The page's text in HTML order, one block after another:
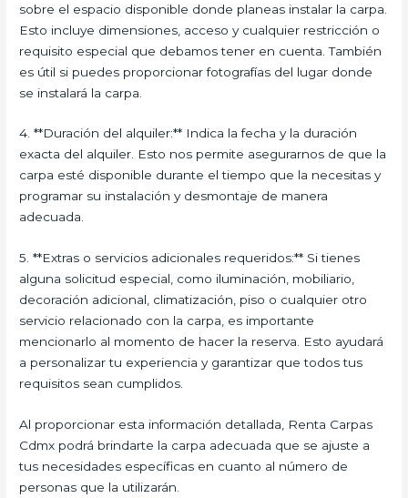
sobre el espacio disponible donde planeas instalar la carpa.
Esto incluye dimensiones, acceso y cualquier restricción o
requisito especial que debamos tener en cuenta. También
es útil si puedes proporcionar fotografías del lugar donde
se instalará la carpa.
4. **Duración del alquiler:** Indica la fecha y la duración
exacta del alquiler. Esto nos permite asegurarnos de que la
carpa esté disponible durante el tiempo que la necesitas y
programar su instalación y desmontaje de manera
adecuada.
5. **Extras o servicios adicionales requeridos:** Si tienes
alguna solicitud especial, como iluminación, mobiliario,
decoración adicional, climatización, piso o cualquier otro
servicio relacionado con la carpa, es importante
mencionarlo al momento de hacer la reserva. Esto ayudará
a personalizar tu experiencia y garantizar que todos tus
requisitos sean cumplidos.
Al proporcionar esta información detallada, Renta Carpas
Cdmx podrá brindarte la carpa adecuada que se ajuste a
tus necesidades específicas en cuanto al número de
personas que la utilizarán.